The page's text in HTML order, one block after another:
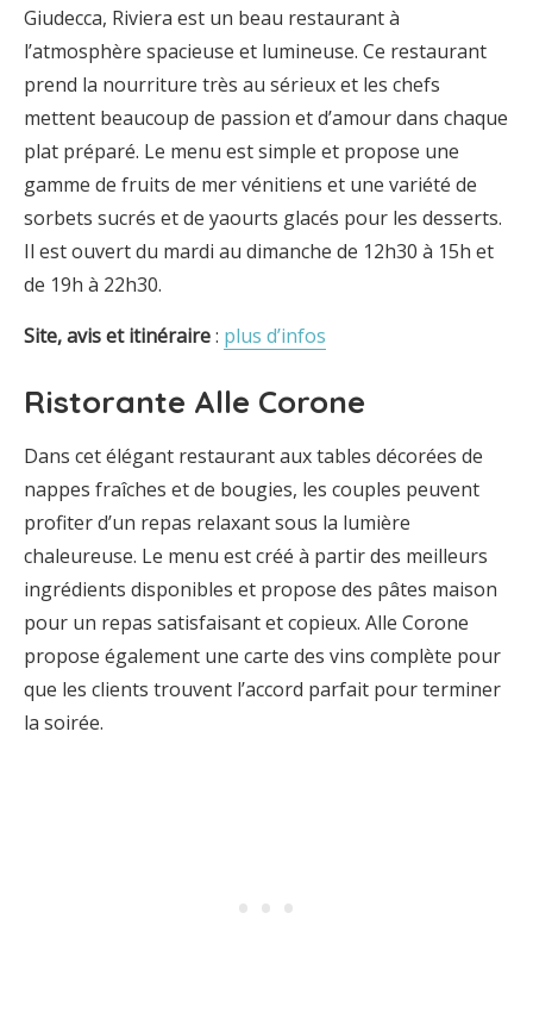
Giudecca, Riviera est un beau restaurant à
l’atmosphère spacieuse et lumineuse. Ce restaurant
prend la nourriture très au sérieux et les chefs
mettent beaucoup de passion et d’amour dans chaque
plat préparé. Le menu est simple et propose une
gamme de fruits de mer vénitiens et une variété de
sorbets sucrés et de yaourts glacés pour les desserts.
Il est ouvert du mardi au dimanche de 12h30 à 15h et
de 19h à 22h30.
Site, avis et itinéraire: plus d’infos
Ristorante Alle Corone
Dans cet élégant restaurant aux tables décorées de
nappes fraîches et de bougies, les couples peuvent
profiter d’un repas relaxant sous la lumière
chaleureuse. Le menu est créé à partir des meilleurs
ingrédients disponibles et propose des pâtes maison
pour un repas satisfaisant et copieux. Alle Corone
propose également une carte des vins complète pour
que les clients trouvent l’accord parfait pour terminer
la soirée.